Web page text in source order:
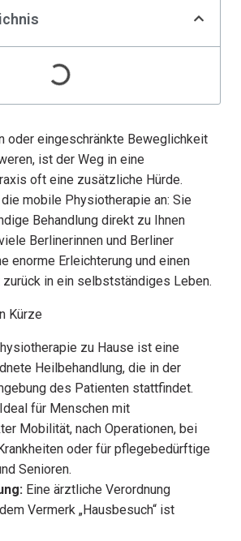
oder eingeschränkte Beweglichkeit
ist der Weg in eine
oft eine zusätzliche Hürde.
mobile Physiotherapie an: Sie
Behandlung direkt zu Ihnen
Berlinerinnen und Berliner
enorme Erleichterung und einen
in ein selbstständiges Leben.
Kürze
zu Hause ist eine
Heilbehandlung, die in der
des Patienten stattfindet.
Ideal für Menschen mit
Mobilität, nach Operationen, bei
oder für pflegebedürftige
Senioren.
Eine ärztliche Verordnung
Vermerk „Hausbesuch“ ist